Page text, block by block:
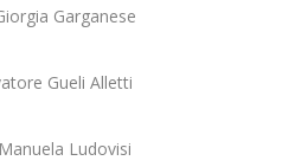
Garganese
Gueli Alletti
Ludovisi